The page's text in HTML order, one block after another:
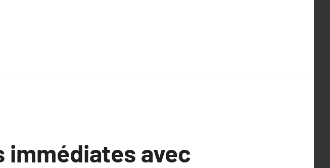
immédiates avec